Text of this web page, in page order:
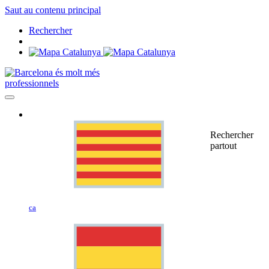
Saut au contenu principal
Rechercher
professionnels
ca
Rechercher
partout